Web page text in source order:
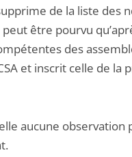
de la liste des
être pourvu
des
et inscrit celle de la
aucune observation